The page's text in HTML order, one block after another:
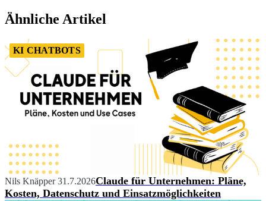
1
of
Ähnliche Artikel
KI CHATBOTS
Nils Knäpper 31.7.2026Claude für Unternehmen: Pläne,
Kosten, Datenschutz und Einsatzmöglichkeiten